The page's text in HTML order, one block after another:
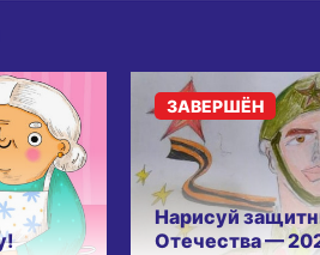
Нарисуй
Отечества —
ЗАВЕРШЁН